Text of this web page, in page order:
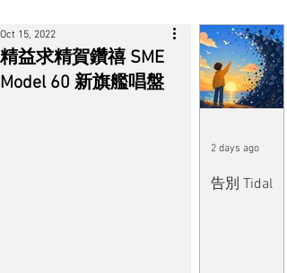
精益求精賀鑽禧 SME
Model 60 新旗艦唱盤
Oct 15, 2022
告別 Tidal
2 days ago